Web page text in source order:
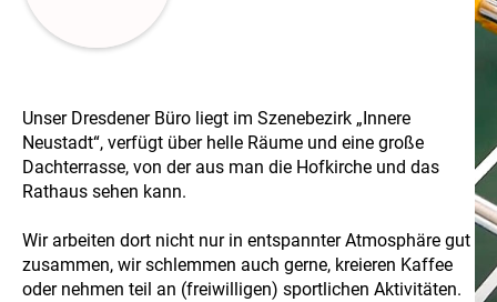
Unser Dresdener Büro liegt im Szenebezirk „Innere
Neustadt“, verfügt über helle Räume und eine große
Dachterrasse, von der aus man die Hofkirche und das
Rathaus sehen kann.
Wir arbeiten dort nicht nur in entspannter Atmosphäre gut
zusammen, wir schlemmen auch gerne, kreieren Kaffee
oder nehmen teil an (freiwilligen) sportlichen Aktivitäten.